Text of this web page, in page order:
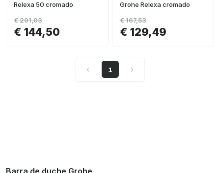
Relexa 50 cromado
€ 144,50
€ 201,03
Grohe Relexa cromado
€ 129,49
€ 167,53
1
Barra de duche Grohe